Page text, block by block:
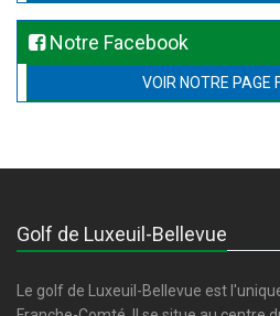
Notre Facebook
VOIR NOTRE PAGE
Golf de Luxeuil-Bellevue
Le golf de Luxeuil-Bellevue est